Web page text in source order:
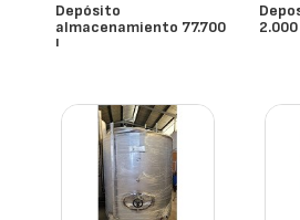
Depósito
almacenamiento 77.700
L
2.000